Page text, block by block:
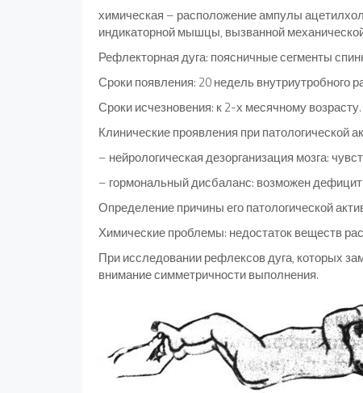
химическая – расположение ампулы
индикаторной мышцы, вызванной
Рефлекторная дуга: поясничные сегменты
Сроки появления: 20 недель внутриутробного
Сроки исчезновения: к 2-х месячному возрасту.
Клинические проявления при патологической
– нейрологическая дезорганизация мозга:
– гормональный дисбаланс: возможен
Определение причины его патологической
Химические проблемы: недостаток веществ
При исследовании рефлексов дуга, которых
внимание симметричности выполнения.